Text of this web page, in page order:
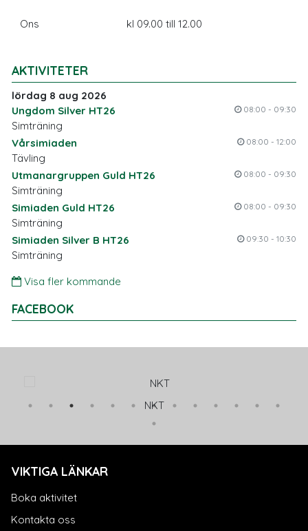
Ons kl 09.00 till 12.00
AKTIVITETER
lördag 8 aug 2026
Ungdom Silver HT26
08:00 - 09:30
Simträning
Vårsimiaden
08:00 - 12:00
Tävling
Utmanargruppen Guld HT26
08:00 - 09:30
Simträning
Simiaden Guld HT26
08:00 - 09:30
Simträning
Simiaden Silver B HT26
09:30 - 10:30
Simträning
Visa fler kommande
FACEBOOK
NKT
VIKTIGA LÄNKAR
Boka aktivitet
Kontakta oss